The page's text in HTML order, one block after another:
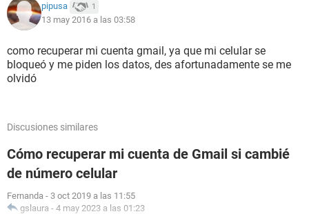
pipusa 1
13 may 2016 a las 03:58
como recuperar mi cuenta gmail, ya que mi celular se
bloqueó y me piden los datos, des afortunadamente se me
olvidó
Discusiones similares
Cómo recuperar mi cuenta de Gmail si cambié
de número celular
Fernanda - 3 oct 2019 a las 11:55
gslaura - 4 may 2023 a las 01:23